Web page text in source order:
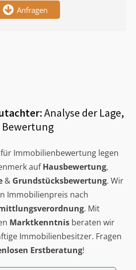
Anfragen
Analyse der Lage,
Immobilienbewertung legen
aufHausbewertung,
& Grundstücksbewertung. Wir
Immobilienpreis nach
. Mit
Marktkenntnis beraten wir
Immobilienbesitzer. Fragen
Erstberatung!